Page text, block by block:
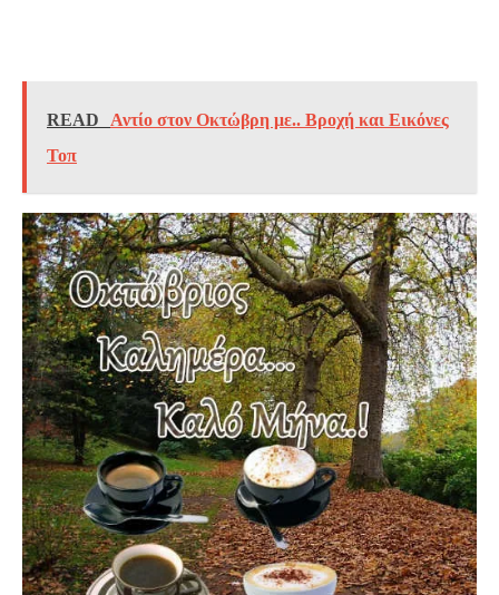
READ
Αντίο στον Οκτώβρη με.. Βροχή και Εικόνες
Τοπ